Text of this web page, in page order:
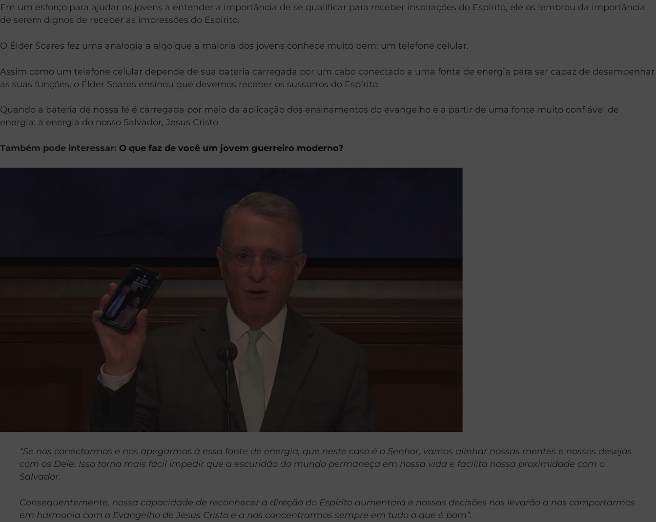
Em um esforço para ajudar os jovens a entender a importância de se qualificar para receber inspirações do Espírito, ele os lembrou da importância
de serem dignos de receber as impressões do Espírito.
O Élder Soares fez uma analogia a algo que a maioria dos jovens conhece muito bem: um telefone celular.
Assim como um telefone celular depende de sua bateria carregada por um cabo conectado a uma fonte de energia para ser capaz de desempenhar
as suas funções, o Élder Soares ensinou que devemos receber os sussurros do Espírito.
Quando a bateria de nossa fé é carregada por meio da aplicação dos ensinamentos do evangelho e a partir de uma fonte muito confiável de
energia: a energia do nosso Salvador, Jesus Cristo.
Também pode interessar: O que faz de você um jovem guerreiro moderno?
“Se nos conectarmos e nos apegarmos à essa fonte de energia, que neste caso é o Senhor, vamos alinhar nossas mentes e nossos desejos
com os Dele. Isso torna mais fácil impedir que a escuridão do mundo permaneça em nossa vida e facilita nossa proximidade com o
Salvador.
Consequentemente, nossa capacidade de reconhecer a direção do Espírito aumentará e nossas decisões nos levarão a nos comportarmos
em harmonia com o Evangelho de Jesus Cristo e a nos concentrarmos sempre em tudo o que é bom”.